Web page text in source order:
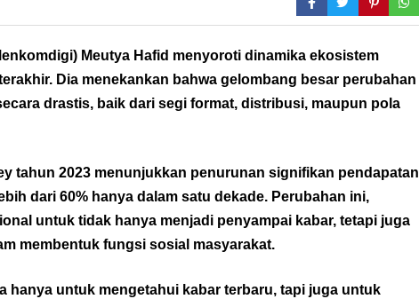
Meutya Hafid menyoroti dinamika ekosistem
Dia menekankan bahwa gelombang besar perubahan
drastis, baik dari segi format, distribusi, maupun pola
tahun 2023 menunjukkan penurunan signifikan pendapatan
dari 60% hanya dalam satu dekade. Perubahan ini,
untuk tidak hanya menjadi penyampai kabar, tetapi juga
membentuk fungsi sosial masyarakat.
hanya untuk mengetahui kabar terbaru, tapi juga untuk